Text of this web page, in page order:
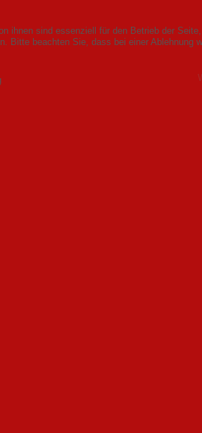
ihnen sind essenziell für den Betrieb der
Bitte beachten Sie, dass bei einer Ablehnung